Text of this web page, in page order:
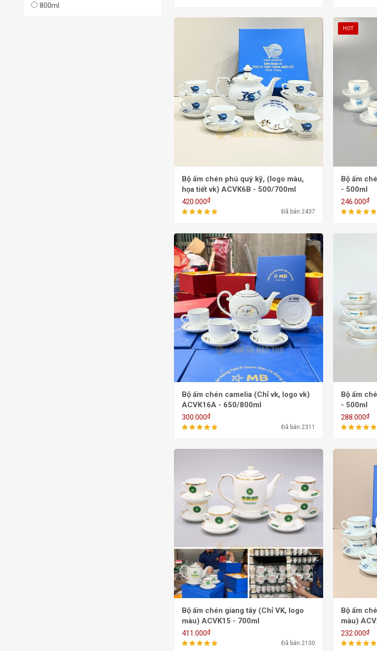
800ml
Bộ ấm chén phú quý kỹ, (logo màu,
họa tiết vk) ACVK6B - 500/700ml
420.000₫
Đã bán 2437
HOT
Bộ ấm chén
- 500ml
246.000₫
Bộ ấm chén camelia (Chỉ vk, logo vk)
ACVK16A - 650/800ml
300.000₫
Đã bán 2311
Bộ ấm
- 500ml
288.000₫
Bộ ấm chén giang tây (Chỉ VK, logo
màu) ACVK15 - 700ml
411.000₫
Đã bán 2100
Bộ ấm
màu)
232.000₫